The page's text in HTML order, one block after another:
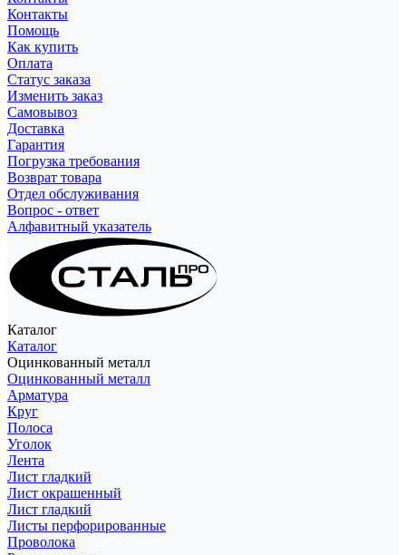
Контакты
Помощь
Как купить
Оплата
Статус заказа
Изменить заказ
Самовывоз
Доставка
Гарантия
Погрузка требования
Возврат товара
Отдел обслуживания
Вопрос - ответ
Алфавитный указатель
Каталог
Каталог
Оцинкованный металл
Оцинкованный металл
Арматура
Круг
Полоса
Уголок
Лента
Лист гладкий
Лист окрашенный
Лист гладкий
Листы перфорированные
Проволока